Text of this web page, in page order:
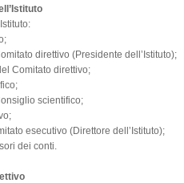
direttivo (Presidente dell’Istituto);
Comitato direttivo;
scientifico;
esecutivo (Direttore dell’Istituto);
dei conti.